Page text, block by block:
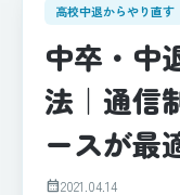
高校中退からやり直す
中卒・中
法｜通信
ースが最
calendar_month2021.04.14